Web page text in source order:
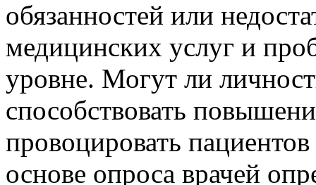
обязанностей или
медицинских услуг и
уровне. Могут ли
способствовать
провоцировать
основе опроса врачей